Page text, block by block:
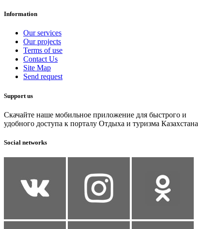
Information
Our services
Our projects
Terms of use
Contact Us
Site Map
Send request
Support us
Скачайте наше мобильное приложение для быстрого и
удобного доступа к порталу Отдыха и туризма Казахстана
Social networks